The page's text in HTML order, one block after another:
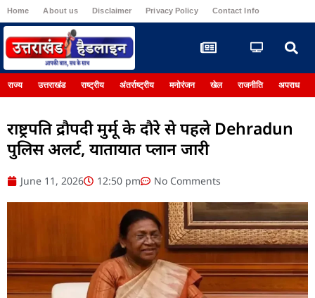
Home About us Disclaimer Privacy Policy Contact Info
राज्य उत्तराखंड राष्ट्रीय अंतर्राष्ट्रीय मनोरंजन खेल राजनीति अपराध
राष्ट्रपति द्रौपदी मुर्मू के दौरे से पहले Dehradun
पुलिस अलर्ट, यातायात प्लान जारी
June 11, 2026 12:50 pm No Comments